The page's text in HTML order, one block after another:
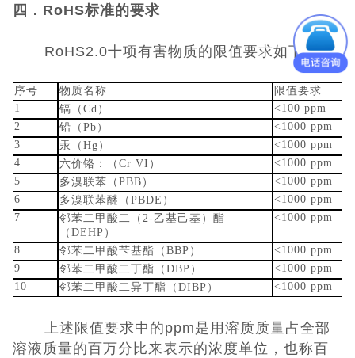
四．RoHS标准的要求
RoHS2.0十项有害物质的限值要求如下：
序号 物质名称
限值要求
1
镉（Cd）
<100 ppm
2
铅（Pb）
<1000 ppm
3
汞（Hg）
<1000 ppm
4
六价铬：（Cr VI）
<1000 ppm
5
多溴联苯（PBB）
<1000 ppm
6
多溴联苯醚（PBDE）
<1000 ppm
7
邻苯二甲酸二（2-乙基己基）酯
（DEHP）
<1000 ppm
8 邻苯二甲酸苄基酯（BBP）
<1000 ppm
9
邻苯二甲酸二丁酯（DBP）
<1000 ppm
10
邻苯二甲酸二异丁酯（DIBP） <1000 ppm
上述限值要求中的ppm是用溶质质量占全部
溶液质量的百万分比来表示的浓度单位，也称百